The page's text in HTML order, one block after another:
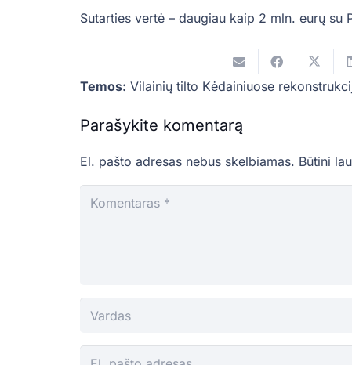
Sutarties vertė – daugiau kaip 2 mln. eurų su
Temos: Vilainių tilto Kėdainiuose
Parašykite komentarą
El. pašto adresas nebus skelbiamas. Būtini